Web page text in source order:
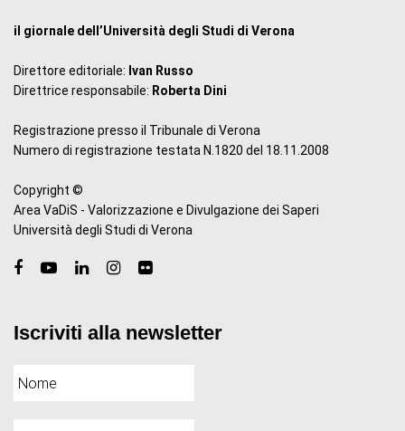
il giornale dell’Università degli Studi di Verona
Direttore editoriale: Ivan Russo
Direttrice responsabile: Roberta Dini
Registrazione presso il Tribunale di Verona
Numero di registrazione testata N.1820 del 18.11.2008
Copyright ©
Area VaDiS - Valorizzazione e Divulgazione dei Saperi
Università degli Studi di Verona
Iscriviti alla newsletter